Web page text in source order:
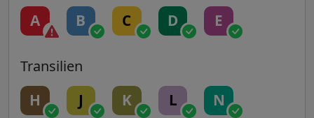
A B C D E
Transilien
H J K L N